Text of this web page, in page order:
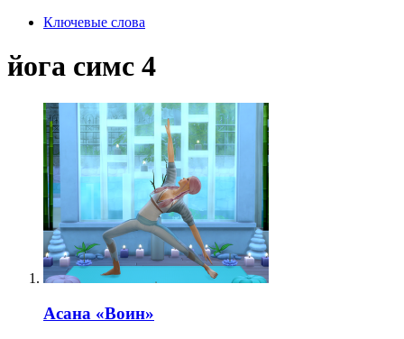
Ключевые слова
йога симс 4
Асана «Воин»